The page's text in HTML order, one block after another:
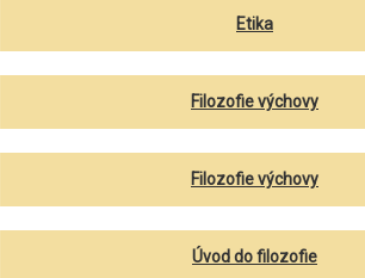
Etika
Filozofie výchovy
Filozofie výchovy
Úvod do filozofie